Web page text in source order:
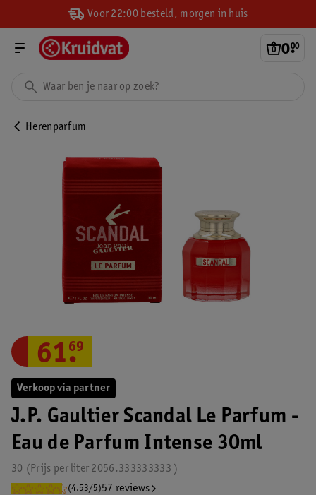
Voor 22:00 besteld, morgen in huis
0.
00
Herenparfum
Verkoop via partner
J.P. Gaultier Scandal Le Parfum -
Eau de Parfum Intense 30ml
30 2056.333333333
Prijs per liter
(4.53/5)57 reviews
61.
69